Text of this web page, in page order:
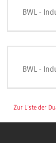
BWL -
BWL -
Zur Liste der